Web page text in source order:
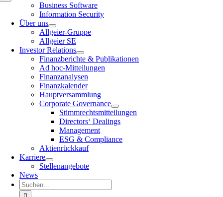
Business Software
Information Security
Über uns
Allgeier-Gruppe
Allgeier SE
Investor Relations
Finanzberichte & Publikationen
Ad hoc-Mitteilungen
Finanzanalysen
Finanzkalender
Hauptversammlung
Corporate Governance
Stimmrechtsmitteilungen
Directors‘ Dealings
Management
ESG & Compliance
Aktienrückkauf
Karriere
Stellenangebote
News
Suche
nach: